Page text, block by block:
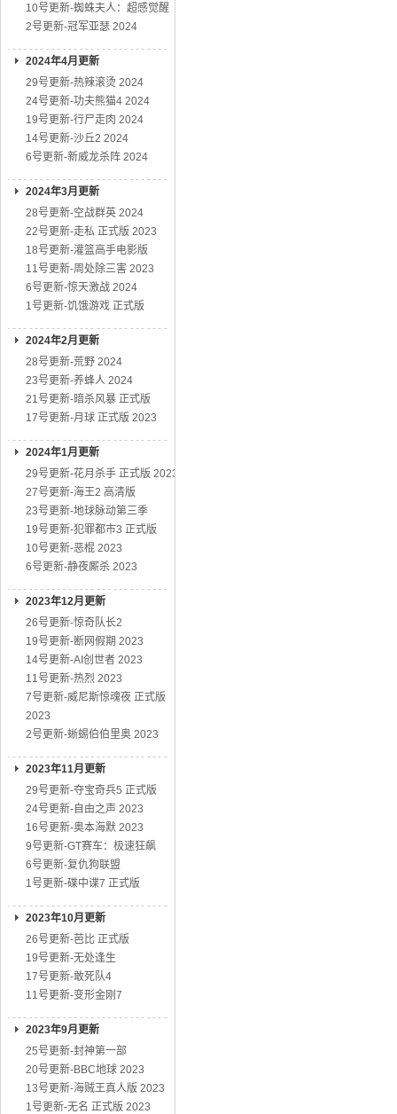
10号更新-蜘蛛夫人：超感觉醒
2号更新-冠军亚瑟 2024
2024年4月更新
29号更新-热辣滚烫 2024
24号更新-功夫熊猫4 2024
19号更新-行尸走肉 2024
14号更新-沙丘2 2024
6号更新-新威龙杀阵 2024
2024年3月更新
28号更新-空战群英 2024
22号更新-走私 正式版 2023
18号更新-灌篮高手电影版
11号更新-周处除三害 2023
6号更新-惊天激战 2024
1号更新-饥饿游戏 正式版
2024年2月更新
28号更新-荒野 2024
23号更新-养蜂人 2024
21号更新-暗杀风暴 正式版
17号更新-月球 正式版 2023
2024年1月更新
29号更新-花月杀手 正式版 2023
27号更新-海王2 高清版
23号更新-地球脉动第三季
19号更新-犯罪都市3 正式版
10号更新-恶棍 2023
6号更新-静夜厮杀 2023
2023年12月更新
26号更新-惊奇队长2
19号更新-断网假期 2023
14号更新-AI创世者 2023
11号更新-热烈 2023
7号更新-威尼斯惊魂夜 正式版
2023
2号更新-蜥蜴伯伯里奥 2023
2023年11月更新
29号更新-夺宝奇兵5 正式版
24号更新-自由之声 2023
16号更新-奥本海默 2023
9号更新-GT赛车：极速狂飙
6号更新-复仇狗联盟
1号更新-碟中谍7 正式版
2023年10月更新
26号更新-芭比 正式版
19号更新-无处逢生
17号更新-敢死队4
11号更新-变形金刚7
2023年9月更新
25号更新-封神第一部
20号更新-BBC地球 2023
13号更新-海贼王真人版 2023
1号更新-无名 正式版 2023